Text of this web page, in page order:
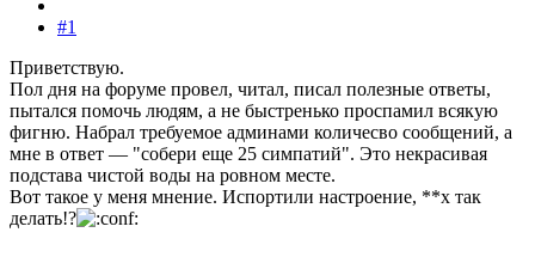
#1
Приветствую.
Пол дня на форуме провел, читал, писал полезные ответы,
пытался помочь людям, а не быстренько проспамил всякую
фигню. Набрал требуемое админами количесво сообщений, а
мне в ответ — "собери еще 25 симпатий". Это некрасивая
подстава чистой воды на ровном месте.
Вот такое у меня мнение. Испортили настроение, **х так
делать!?